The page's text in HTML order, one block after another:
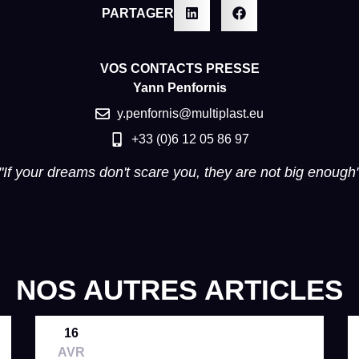
PARTAGER
VOS CONTACTS PRESSE
Yann Penfornis
y.penfornis@multiplast.eu
+33 (0)6 12 05 86 97
"If your dreams don't scare you, they are not big
NOS AUTRES ARTICLES
16
AVR